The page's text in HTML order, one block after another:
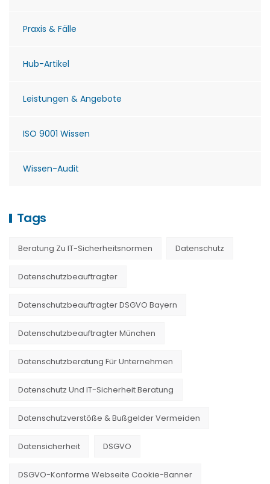
Praxis & Fälle
Hub-Artikel
Leistungen & Angebote
ISO 9001 Wissen
Wissen-Audit
Tags
Beratung Zu IT-Sicherheitsnormen Datenschutz
Datenschutzbeauftragter
Datenschutzbeauftragter DSGVO Bayern
Datenschutzbeauftragter München
Datenschutzberatung Für Unternehmen
Datenschutz Und IT-Sicherheit Beratung
Datenschutzverstöße & Bußgelder Vermeiden
Datensicherheit DSGVO
DSGVO-Konforme Webseite Cookie-Banner